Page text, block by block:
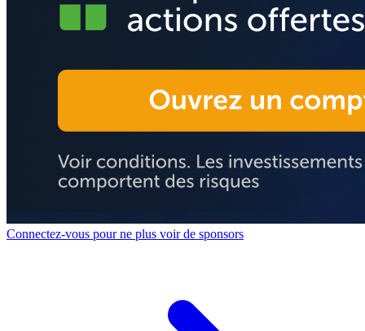
Connectez-vous pour ne plus voir de sponsors